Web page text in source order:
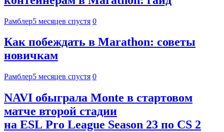
Рамблер5 месяцев спустя 0
Как побеждать в Marathon: советы
новичкам
Рамблер5 месяцев спустя 0
NAVI обыграла Monte в стартовом
матче второй стадии
на ESL Pro League Season 23 по CS 2